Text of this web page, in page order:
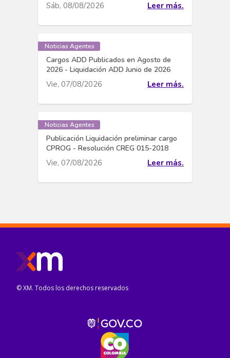
Sáb, 08/08/2026 Leer más.
Noticias Agentes
Cargos ADD Publicados en Agosto de
2026 - Liquidación ADD Junio de 2026
Vie, 07/08/2026 Leer más.
Noticias Agentes
Publicación Liquidación preliminar cargo
CPROG - Resolución CREG 015-2018
Vie, 07/08/2026 Leer más.
© XM. Todos los derechos reservados